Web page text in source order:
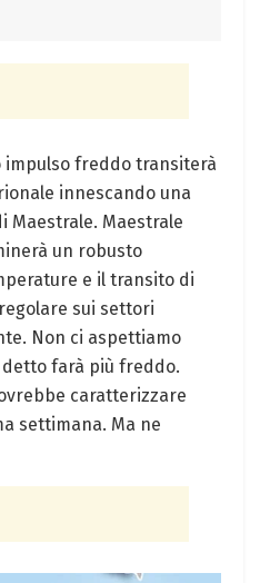
impulso freddo transiterà
innescando una
Maestrale. Maestrale
un robusto
e il transito di
sui settori
Non ci aspettiamo
farà più freddo.
caratterizzare
settimana. Ma ne